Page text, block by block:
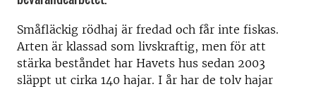
Småfläckig rödhaj är fredad och får inte fiskas.
Arten är klassad som livskraftig, men för att
stärka beståndet har Havets hus sedan 2003
släppt ut cirka 140 hajar. I år har de tolv hajar